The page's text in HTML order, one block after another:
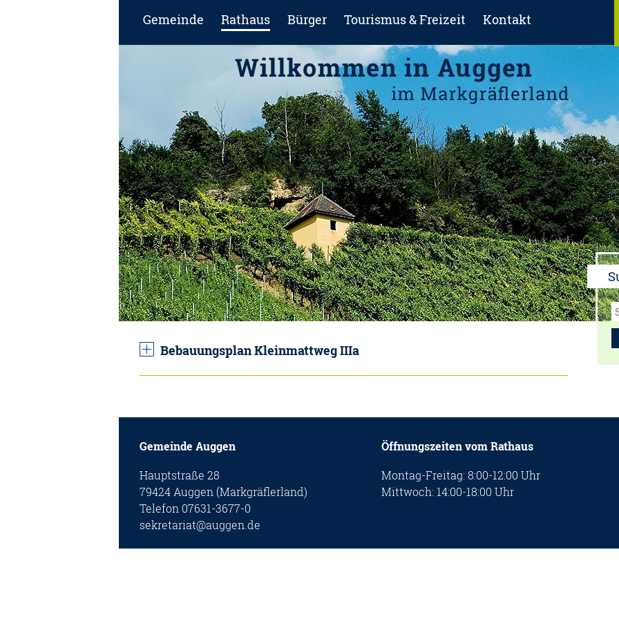
Gemeinde Rathaus Bürger Tourismus & Freizeit Kontakt
Bebauungsplan Kleinmattweg IIIa
Gemeinde Auggen
Hauptstraße 28
79424 Auggen (Markgräflerland)
Telefon 07631-3677-0
sekretariat@auggen.de
Öffnungszeiten vom Rathaus
Montag-Freitag: 8:00-12:00 Uhr
Mittwoch: 14:00-18:00 Uhr